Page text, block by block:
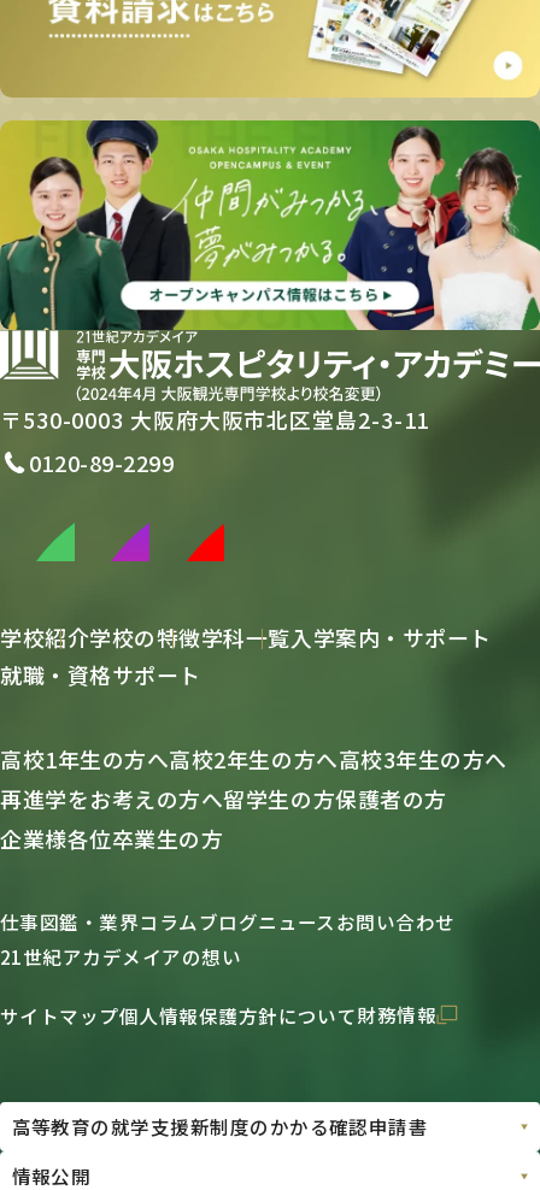
〒530-0003 大阪府大阪市北区堂島2-3-11
0120-89-2299
学校紹介学校の特徴学科一覧入学案内・サポート
就職・資格サポート
高校1年生の方へ高校2年生の方へ高校3年生の方へ
再進学をお考えの方へ留学生の方保護者の方
企業様各位卒業生の方
仕事図鑑・業界コラムブログニュースお問い合わせ
21世紀アカデメイアの想い
サイトマップ個人情報保護方針について財務情報